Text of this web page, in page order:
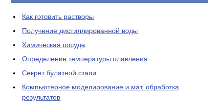
Как готовить растворы
Получение дистиллированной воды
Химическая посуда
Определение температуры плавления
Секрет булатной стали
Компьютерное моделирование и мат. обработка
результатов